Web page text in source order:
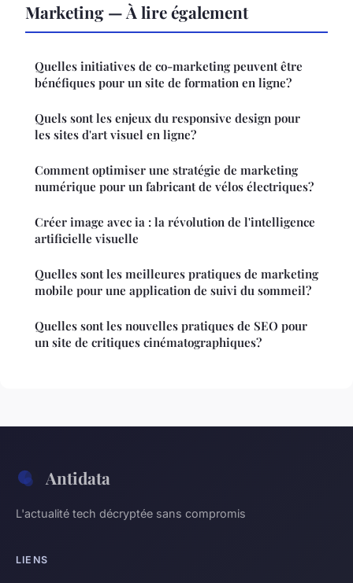
Marketing — À lire également
Quelles initiatives de co-marketing peuvent être
bénéfiques pour un site de formation en ligne?
Quels sont les enjeux du responsive design pour
les sites d'art visuel en ligne?
Comment optimiser une stratégie de marketing
numérique pour un fabricant de vélos électriques?
Créer image avec ia : la révolution de l'intelligence
artificielle visuelle
Quelles sont les meilleures pratiques de marketing
mobile pour une application de suivi du sommeil?
Quelles sont les nouvelles pratiques de SEO pour
un site de critiques cinématographiques?
Antidata
L'actualité tech décryptée sans compromis
LIENS